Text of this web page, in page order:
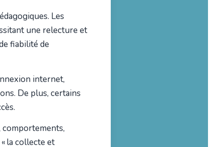
Les
une relecture et
fiabilité de
internet,
De plus, certains
comportements,
la collecte et